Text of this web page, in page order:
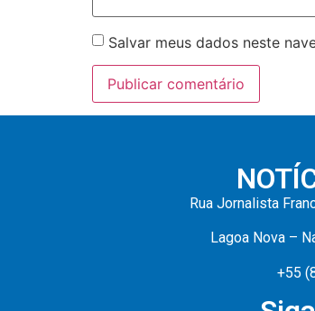
Salvar meus dados neste
Rua Jornalista
Lagoa Nova –
+55